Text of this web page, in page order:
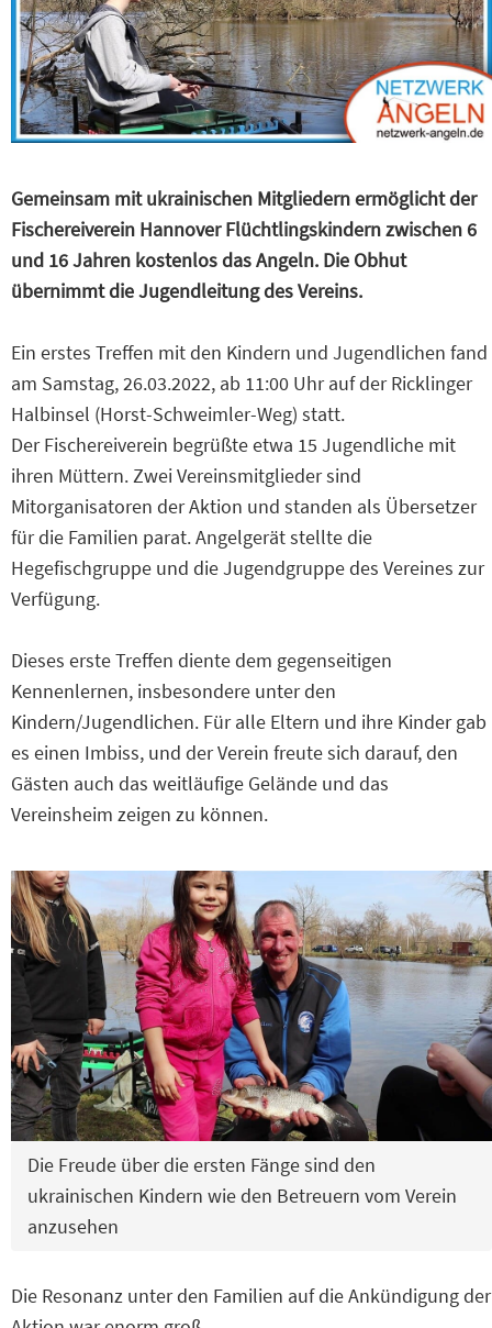
Gemeinsam mit ukrainischen Mitgliedern ermöglicht der
Fischereiverein Hannover Flüchtlingskindern zwischen 6
und 16 Jahren kostenlos das Angeln. Die Obhut
übernimmt die Jugendleitung des Vereins.
Ein erstes Treffen mit den Kindern und Jugendlichen fand
am Samstag, 26.03.2022, ab 11:00 Uhr auf der Ricklinger
Halbinsel (Horst-Schweimler-Weg) statt.
Der Fischereiverein begrüßte etwa 15 Jugendliche mit
ihren Müttern. Zwei Vereinsmitglieder sind
Mitorganisatoren der Aktion und standen als Übersetzer
für die Familien parat. Angelgerät stellte die
Hegefischgruppe und die Jugendgruppe des Vereines zur
Verfügung.
Dieses erste Treffen diente dem gegenseitigen
Kennenlernen, insbesondere unter den
Kindern/Jugendlichen. Für alle Eltern und ihre Kinder gab
es einen Imbiss, und der Verein freute sich darauf, den
Gästen auch das weitläufige Gelände und das
Vereinsheim zeigen zu können.
Die Freude über die ersten Fänge sind den
ukrainischen Kindern wie den Betreuern vom Verein
anzusehen
Die Resonanz unter den Familien auf die Ankündigung der